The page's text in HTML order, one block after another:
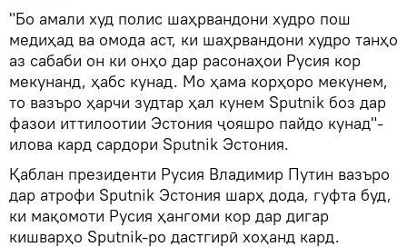
"Бо амали худ полис шаҳрвандони худро пош
медиҳад ва омода аст, ки шаҳрвандони худро танҳо
аз сабаби он ки онҳо дар расонаҳои Русия кор
мекунанд, ҳабс кунад. Мо ҳама корҳоро мекунем,
то вазъро ҳарчи зудтар ҳал кунем Sputnik боз дар
фазои иттилоотии Эстония ҷояшро пайдо кунад"-
илова кард сардори Sputnik Эстония.
Қаблан президенти Русия Владимир Путин вазъро
дар атрофи Sputnik Эстония шарҳ дода, гуфта буд,
ки мақомоти Русия ҳангоми кор дар дигар
кишварҳо Sputnik-ро дастгирӣ хоҳанд кард.